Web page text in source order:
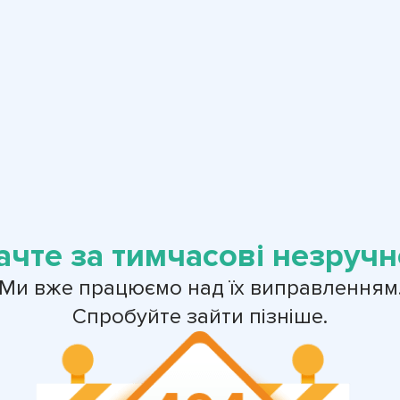
за тимчасові
вже працюємо над їх
Спробуйте зайти пізніше.